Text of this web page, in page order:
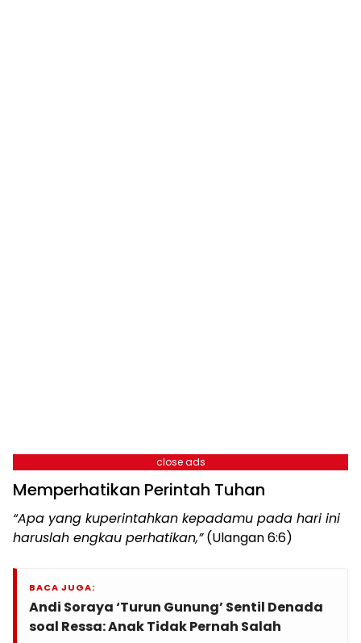
close ads
Memperhatikan Perintah Tuhan
“Apa yang kuperintahkan kepadamu pada hari ini
haruslah engkau perhatikan,”(Ulangan 6:6)
BACA JUGA:
Andi Soraya ‘Turun Gunung’ Sentil Denada
soal Ressa: Anak Tidak Pernah Salah